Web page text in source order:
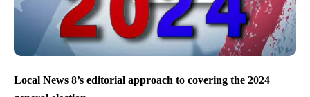
Local News 8’s editorial approach to covering the 2024